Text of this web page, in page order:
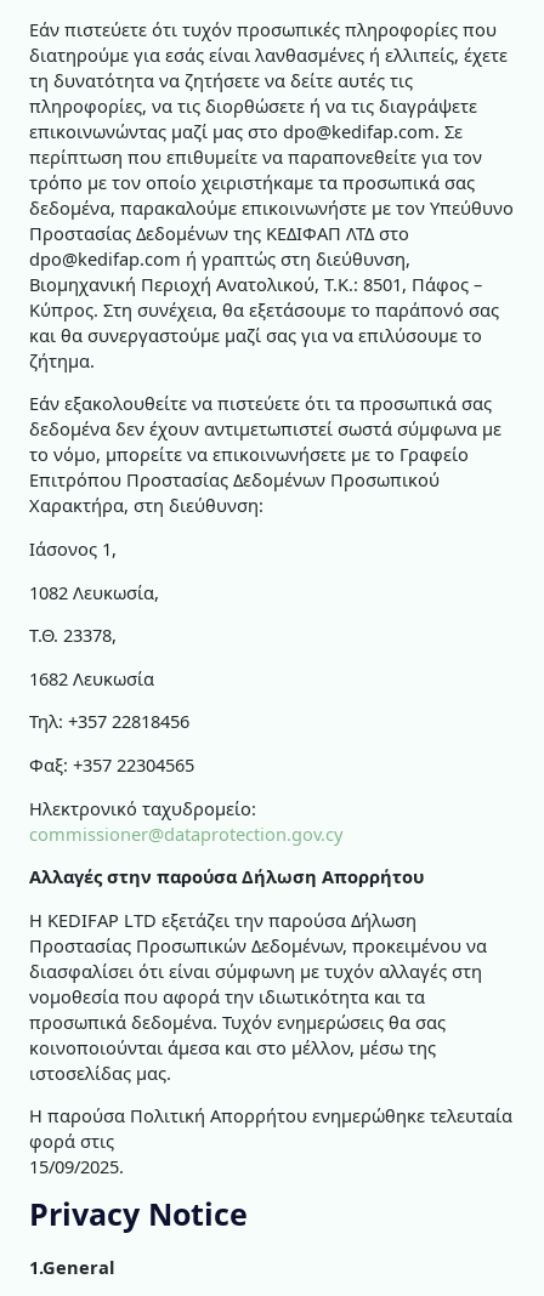
Εάν πιστεύετε ότι τυχόν προσωπικές πληροφορίες που
διατηρούμε για εσάς είναι λανθασμένες ή ελλιπείς, έχετε
τη δυνατότητα να ζητήσετε να δείτε αυτές τις
πληροφορίες, να τις διορθώσετε ή να τις διαγράψετε
επικοινωνώντας μαζί μας στο dpo@kedifap.com. Σε
περίπτωση που επιθυμείτε να παραπονεθείτε για τον
τρόπο με τον οποίο χειριστήκαμε τα προσωπικά σας
δεδομένα, παρακαλούμε επικοινωνήστε με τον Υπεύθυνο
Προστασίας Δεδομένων της ΚΕΔΙΦΑΠ ΛΤΔ στο
dpo@kedifap.com ή γραπτώς στη διεύθυνση,
Βιομηχανική Περιοχή Ανατολικού, Τ.Κ.: 8501, Πάφος –
Κύπρος. Στη συνέχεια, θα εξετάσουμε το παράπονό σας
και θα συνεργαστούμε μαζί σας για να επιλύσουμε το
ζήτημα.
Εάν εξακολουθείτε να πιστεύετε ότι τα προσωπικά σας
δεδομένα δεν έχουν αντιμετωπιστεί σωστά σύμφωνα με
το νόμο, μπορείτε να επικοινωνήσετε με το Γραφείο
Επιτρόπου Προστασίας Δεδομένων Προσωπικού
Χαρακτήρα, στη διεύθυνση:
Ιάσονος 1,
1082 Λευκωσία,
Τ.Θ. 23378,
1682 Λευκωσία
Τηλ: +357 22818456
Φαξ: +357 22304565
Ηλεκτρονικό ταχυδρομείο:
commissioner@dataprotection.gov.cy
Αλλαγές στην παρούσα Δήλωση Απορρήτου
Η KEDIFAP LTD εξετάζει την παρούσα Δήλωση
Προστασίας Προσωπικών Δεδομένων, προκειμένου να
διασφαλίσει ότι είναι σύμφωνη με τυχόν αλλαγές στη
νομοθεσία που αφορά την ιδιωτικότητα και τα
προσωπικά δεδομένα. Τυχόν ενημερώσεις θα σας
κοινοποιούνται άμεσα και στο μέλλον, μέσω της
ιστοσελίδας μας.
Η παρούσα Πολιτική Απορρήτου ενημερώθηκε τελευταία
φορά στις
15/09/2025.
Privacy Notice
1.General